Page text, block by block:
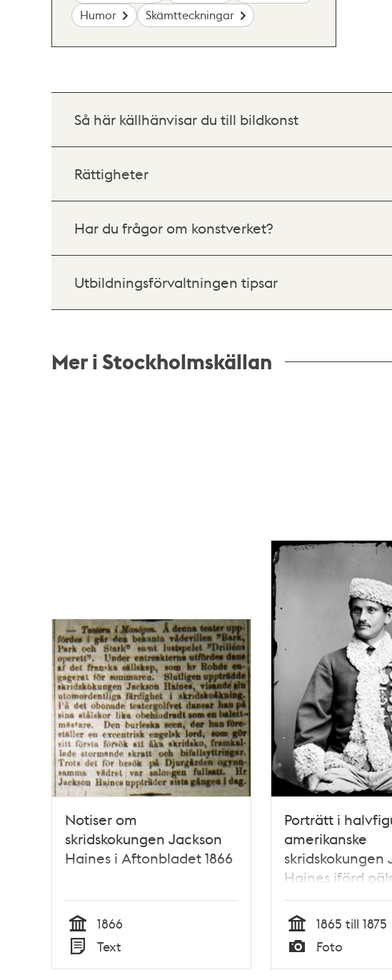
Humor
Skämtteckningar
Så här källhänvisar du till bildkonst
Rättigheter
Har du frågor om konstverket?
Utbildningsförvaltningen tipsar
Mer i Stockholmskällan
Notiser om
skridskokungen Jackson
Haines i Aftonbladet 1866
Tid
1866
Typ
Text
Porträtt i
amerikanske
skridskokungen
Haines iförd
och
med medaljer
Tid
1865 till 1875
Typ
Foto